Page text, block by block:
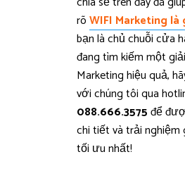
rõWIFI Marketing là
bạn là chủ chuỗi cửa
đang tìm kiếm một
Marketing hiệu quả,
với chúng tôi qua
088.666.3575để
chi tiết và trải nghiệm
tối ưu nhất!